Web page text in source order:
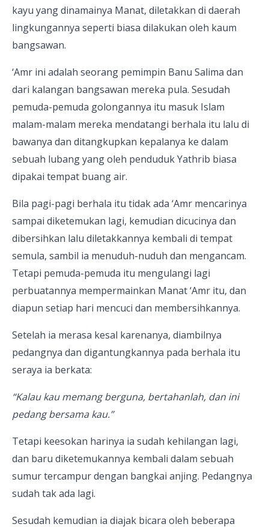
kayu yang dinamainya Manat, diletakkan di daerah
lingkungannya seperti biasa dilakukan oleh kaum
bangsawan.
‘Amr ini adalah seorang pemimpin Banu Salima dan
dari kalangan bangsawan mereka pula. Sesudah
pemuda-pemuda golongannya itu masuk Islam
malam-malam mereka mendatangi berhala itu lalu di
bawanya dan ditangkupkan kepalanya ke dalam
sebuah lubang yang oleh penduduk Yathrib biasa
dipakai tempat buang air.
Bila pagi-pagi berhala itu tidak ada ‘Amr mencarinya
sampai diketemukan lagi, kemudian dicucinya dan
dibersihkan lalu diletakkannya kembali di tempat
semula, sambil ia menuduh-nuduh dan mengancam.
Tetapi pemuda-pemuda itu mengulangi lagi
perbuatannya mempermainkan Manat ‘Amr itu, dan
diapun setiap hari mencuci dan membersihkannya.
Setelah ia merasa kesal karenanya, diambilnya
pedangnya dan digantungkannya pada berhala itu
seraya ia berkata:
“Kalau kau memang berguna, bertahanlah, dan ini
pedang bersama kau.”
Tetapi keesokan harinya ia sudah kehilangan lagi,
dan baru diketemukannya kembali dalam sebuah
sumur tercampur dengan bangkai anjing. Pedangnya
sudah tak ada lagi.
Sesudah kemudian ia diajak bicara oleh beberapa